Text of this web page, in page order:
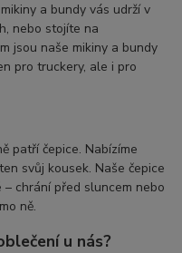
a bundy vás udrží v
nebo stojíte na
jsou naše mikiny a bundy
pro truckery, ale i pro
patří čepice. Nabízíme
svůj kousek. Naše čepice
chrání před sluncem nebo
ně.
u nás?